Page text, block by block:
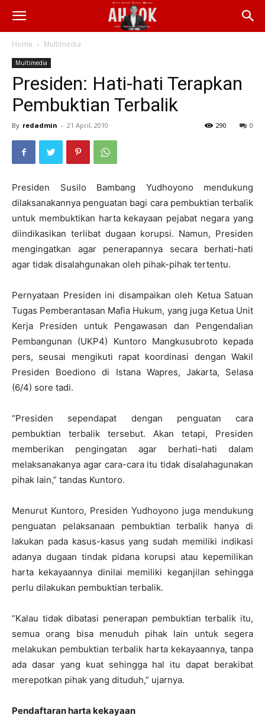
Home Multimedia
Multimedia
Presiden: Hati-hati Terapkan
Pembuktian Terbalik
By redadmin - 21 April, 2010 0
290
Presiden Susilo Bambang Yudhoyono mendukung
dilaksanakannya penguatan bagi cara pembuktian terbalik
untuk membuktikan harta kekayaan pejabat negara yang
diindikasikan terlibat dugaan korupsi. Namun, Presiden
mengingatkan agar penerapannya secara berhati-hati
agar tidak disalahgunakan oleh pihak-pihak tertentu.
Pernyataan Presiden ini disampaikan oleh Ketua Satuan
Tugas Pemberantasan Mafia Hukum, yang juga Ketua Unit
Kerja Presiden untuk Pengawasan dan Pengendalian
Pembangunan (UKP4) Kuntoro Mangkusubroto kepada
pers, seusai mengikuti rapat koordinasi dengan Wakil
Presiden Boediono di Istana Wapres, Jakarta, Selasa
(6/4) sore tadi.
“Presiden sependapat dengan penguatan cara
pembuktian terbalik tersebut. Akan tetapi, Presiden
memberikan pengingatan agar berhati-hati dalam
melaksanakanya agar cara-cara itu tidak disalahagunakan
pihak lain,” tandas Kuntoro.
Menurut Kuntoro, Presiden Yudhoyono juga mendukung
penguatan pelaksanaan pembuktian terbalik hanya di
lakukan pada kasus-kasus yang sudah memiliki indikasi
adanya dugaan tindak pidana korupsi atau kepemilikan
harta kekayaannya dinilai memiliki keganjilan sehingga
perlu dilakukan pembuktian terbalik.
“Kalau tidak dibatasi penerapan pembuktian terbalik itu,
semua orang bisa menuduh pihak lain untuk segera
melakukan pembuktian terbalik harta kekayaannya, tanpa
ada dasar yang kuat sehingga hal itu dapat berakibat
merepotkan pihak yang dituduh,” ujarnya.
Pendaftaran harta kekayaan